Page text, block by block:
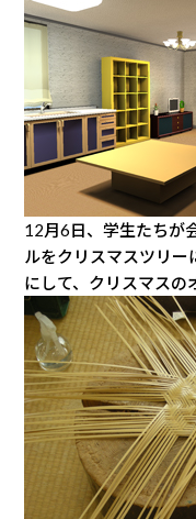
12月6日、学生たちが
ルをクリスマスツリ
にして、クリスマスの